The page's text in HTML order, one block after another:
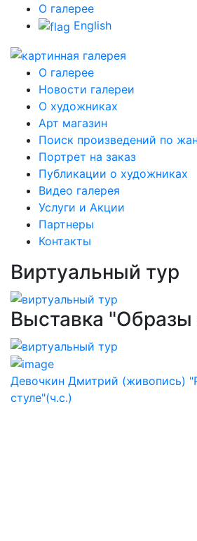
О галерее
English
О галерее
Новости галереи
О художниках
Арт магазин
Поиск произведений по
Портрет на заказ
Публикации о художниках
Видео галерея
Услуги и Акции
Партнеры
Контакты
Виртуальный тур
Выставка "Образы
Девочкин Дмитрий (живопись)
стуле"(ч.с.)